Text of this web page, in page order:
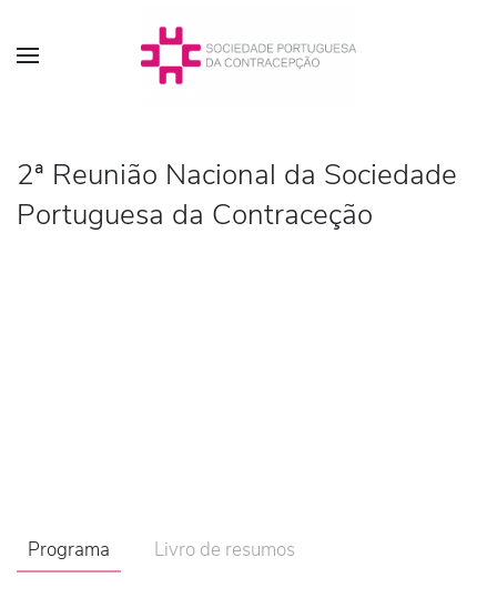
2ª Reunião Nacional da Sociedade
Portuguesa da Contraceção
Programa Livro de resumos